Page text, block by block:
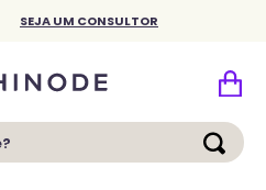
SEJA UM CONSULTOR